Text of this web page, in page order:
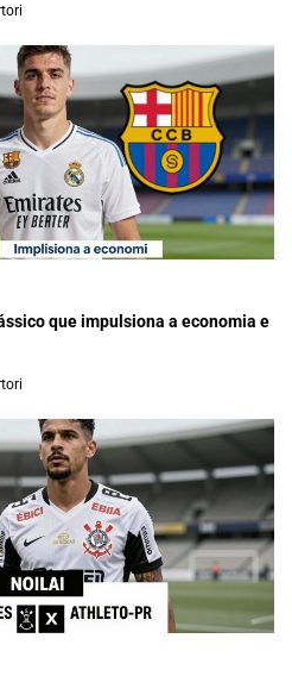
que impulsiona a economia e